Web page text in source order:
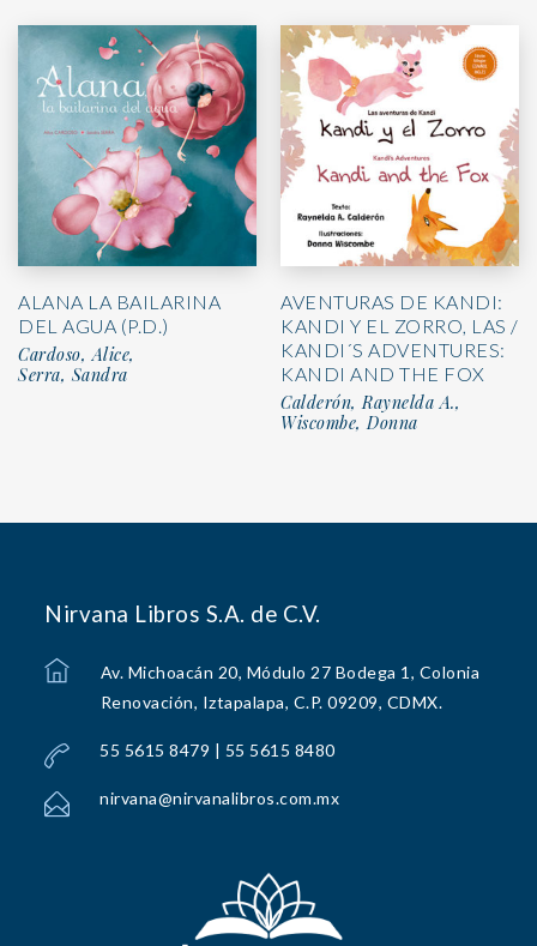
ALANA LA BAILARINA
DEL AGUA (P.D.)
Cardoso, Alice,
Serra, Sandra
AVENTURAS DE KANDI:
KANDI Y EL ZORRO, LAS /
KANDI´S ADVENTURES:
KANDI AND THE FOX
Calderón, Raynelda A.,
Wiscombe, Donna
Nirvana Libros S.A. de C.V.
Av. Michoacán 20, Módulo 27 Bodega 1, Colonia
Renovación, Iztapalapa, C.P. 09209, CDMX.
55 5615 8479 | 55 5615 8480
nirvana@nirvanalibros.com.mx